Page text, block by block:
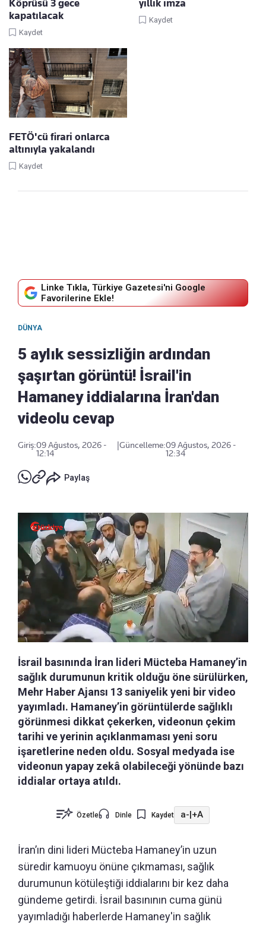
Köprüsü 3 gece
kapatılacak
Kaydet
yıllık imza
Kaydet
FETÖ'cü firari onlarca
altınıyla yakalandı
Kaydet
Linke Tıkla, Türkiye Gazetesi'ni Google
Favorilerine Ekle!
DÜNYA
5 aylık sessizliğin ardından
şaşırtan görüntü! İsrail'in
Hamaney iddialarına İran'dan
videolu cevap
Giriş:09 Ağustos, 2026 -
12:14
|Güncelleme:09 Ağustos, 2026 -
12:34
Paylaş
İsrail basınında İran lideri Mücteba Hamaney’in
sağlık durumunun kritik olduğu öne sürülürken,
Mehr Haber Ajansı 13 saniyelik yeni bir video
yayımladı. Hamaney’in görüntülerde sağlıklı
görünmesi dikkat çekerken, videonun çekim
tarihi ve yerinin açıklanmaması yeni soru
işaretlerine neden oldu. Sosyal medyada ise
videonun yapay zekâ olabileceği yönünde bazı
iddialar ortaya atıldı.
Özetle Dinle Kaydet a-|+A
İran’ın dini lideri Mücteba Hamaney’in uzun
süredir kamuoyu önüne çıkmaması, sağlık
durumunun kötüleştiği iddialarını bir kez daha
gündeme getirdi. İsrail basınının cuma günü
yayımladığı haberlerde Hamaney'in sağlık